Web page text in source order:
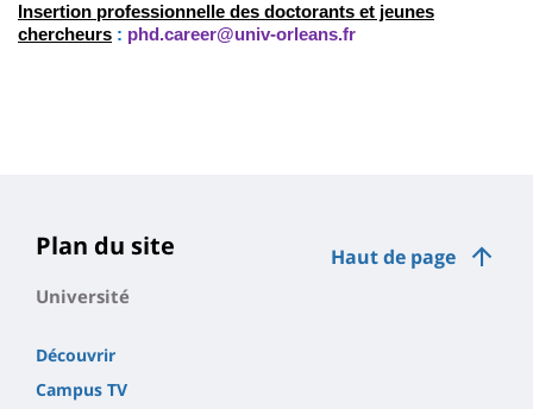
Insertion professionnelle des doctorants et jeunes
chercheurs : phd.career@univ-orleans.fr
Haut de page
Plan du site
Université
Découvrir
Campus TV